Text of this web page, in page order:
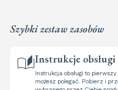
Szybki zestaw zasobów
Instrukcje obsługi
Instrukcja obsługi to
możesz polegać. Pobierz i